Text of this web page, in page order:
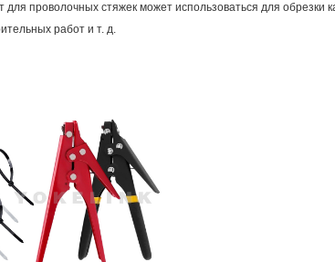
для проволочных стяжек может использоваться для
работ и т. д.